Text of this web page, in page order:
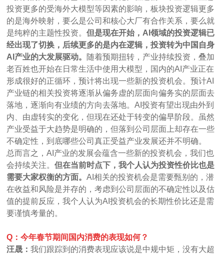
投资更多的受海外大模型等因素的影响，板块投资逻辑更多
的是海外映射，要么是公司和核心大厂有合作关系，要么就
是纯粹的主题性投资。但是现在开始，AI领域的投资逻辑已
经出现了切换，后续更多的是内在逻辑，投资转为中国自身
AI产业的大发展驱动。 随着预期扭转，产业持续投资，叠加
老百姓也开始在日常生活中使用大模型，国内的AI产业正在
形成很好的正循环，预计将出现一些新的投资机会。预计AI
产业链的相关投资将逐渐从偏务虚的层面向偏务实的层面去
落地，逐渐向有业绩的方向去落地。AI投资有望出现由外到
内、由虚转实的变化，但现在还处于转变的偏早阶段。虽然
产业受益于大趋势是明确的，但落到公司层面上却存在一些
不确定性，到底哪些公司真正受益产业发展还并不明确。
总而言之，AI产业的发展会蕴含一些新的投资机会，我们也
会持续关注。但在当前时点下，我个人认为投资性价比也是
需要大家权衡的方面。AI相关的投资机会是需要甄别的，潜
在收益和风险是并存的，考虑到公司层面的不确定性以及估
值的提前反应，我个人认为AI投资机会的长期性价比还是需
要谨慎考量的。
Q：今年春节期间国内消费的表现如何？
汪晟：我们跟踪到的消费表现应该说是中规中矩，没有大超